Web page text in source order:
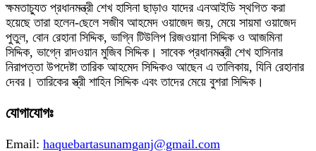
ক্ষমতাচ্যুত প্রধানমন্ত্রী শেখ হাসিনা ছাড়াও যাদের এনআইডি স্থগিত করা
হয়েছে তারা হলেন-ছেলে সজীব আহমেদ ওয়াজেদ জয়, মেয়ে সায়মা ওয়াজেদ
পুতুল, বোন রেহানা সিদ্দিক, ভাগ্নি টিউলিপ রিজওয়ানা সিদ্দিক ও আজমিনা
সিদ্দিক, ভাগ্নে রাদওয়ান মুজিব সিদ্দিক। সাবেক প্রধানমন্ত্রী শেখ হাসিনার
নিরাপত্তা উপদেষ্টা তারিক আহমেদ সিদ্দিকও আছেন এ তালিকায়, যিনি রেহানার
দেবর। তারিকের স্ত্রী শাহিন সিদ্দিক এবং তাদের মেয়ে বুশরা সিদ্দিক।
যোগাযোগঃ
Email: haquebartasunamganj@gmail.com